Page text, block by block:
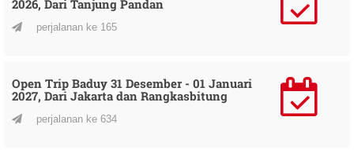
2026, Dari Tanjung Pandan
perjalanan ke 165
Open Trip Baduy 31 Desember - 01 Januari
2027, Dari Jakarta dan Rangkasbitung
perjalanan ke 634